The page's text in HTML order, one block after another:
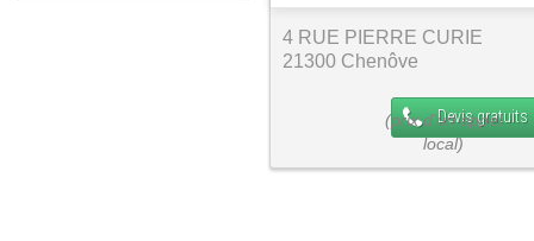
4 RUE PIERRE CURIE
21300 Chenôve
Devis gratuits